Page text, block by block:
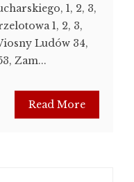
1, 2, 3,
1, 2, 3,
Ludów 34,
Zam...
Read More